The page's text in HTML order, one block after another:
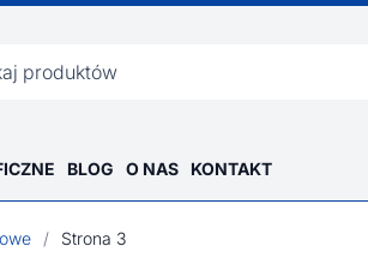
BLOG O NAS KONTAKT
/ Strona 3